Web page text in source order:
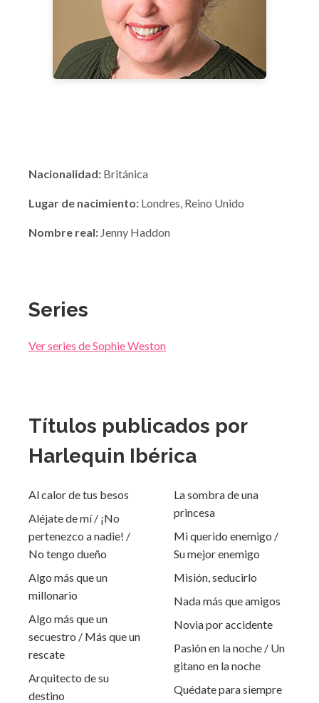
Nacionalidad: Británica
Lugar de nacimiento: Londres, Reino Unido
Nombre real: Jenny Haddon
Series
Ver series de Sophie Weston
Títulos publicados por
Harlequin Ibérica
Al calor de tus besos
Aléjate de mí / ¡No
pertenezco a nadie! /
No tengo dueño
Algo más que un
millonario
Algo más que un
secuestro / Más que un
rescate
Arquitecto de su
destino
La sombra de una
princesa
Mi querido enemigo /
Su mejor enemigo
Misión, seducirlo
Nada más que amigos
Novia por accidente
Pasión en la noche / Un
gitano en la noche
Quédate para siempre